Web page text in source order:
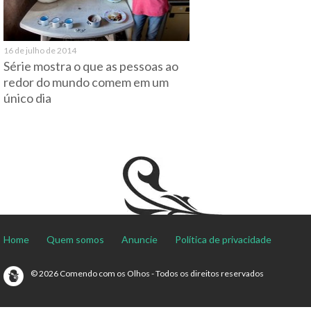
16 de julho de 2014
Série mostra o que as pessoas ao
redor do mundo comem em um
único dia
Home Quem somos Anuncie Política de privacidade
© 2026 Comendo com os Olhos - Todos os direitos reservados